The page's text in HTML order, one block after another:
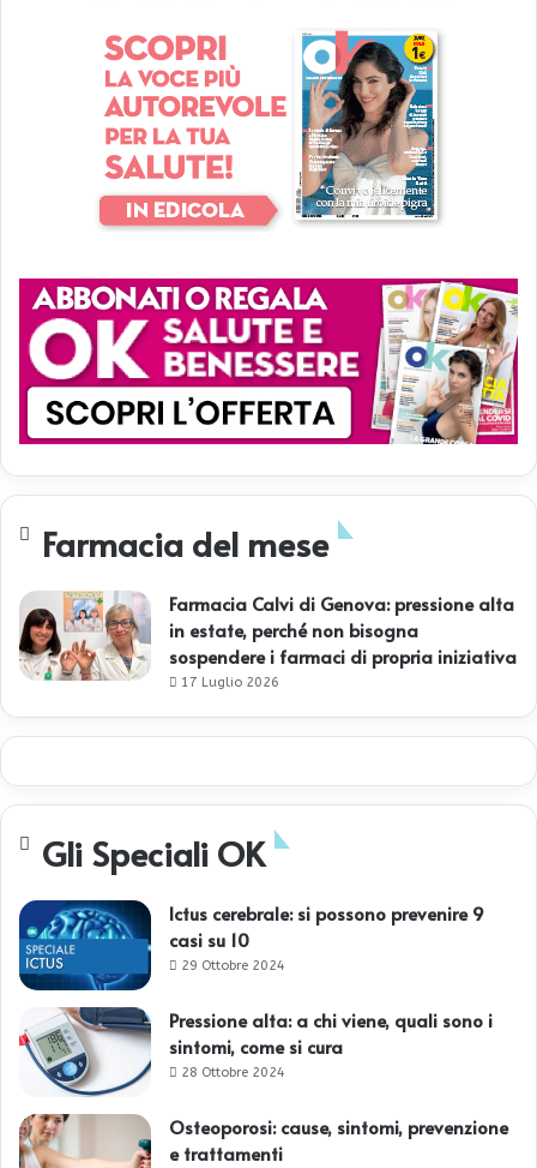
Farmacia del mese
Farmacia Calvi di Genova: pressione alta
in estate, perché non bisogna
sospendere i farmaci di propria iniziativa
17 Luglio 2026
Gli Speciali OK
Ictus cerebrale: si possono prevenire 9
casi su 10
29 Ottobre 2024
Pressione alta: a chi viene, quali sono i
sintomi, come si cura
28 Ottobre 2024
Osteoporosi: cause, sintomi, prevenzione
e trattamenti